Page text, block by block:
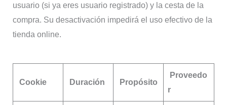
usuario (si ya eres usuario registrado) y la cesta de la
compra. Su desactivación impedirá el uso efectivo de la
tienda online.
Cookie Duración Propósito
Proveedo
r